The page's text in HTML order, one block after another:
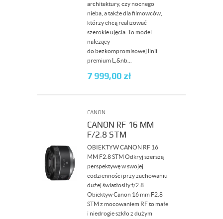
architektury, czy nocnego
nieba, a także dla filmowców,
którzy chcą realizować
szerokie ujęcia. To model
należący
do bezkompromisowej linii
premium L,&nb...
7 999,00 zł
CANON
CANON RF 16 MM
F/2.8 STM
OBIEKTYW CANON RF 16
MM F2.8 STM Odkryj szerszą
perspektywę w swojej
codzienności przy zachowaniu
dużej światłosiły f/2.8
Obiektyw Canon 16 mm F2.8
STM z mocowaniem RF to małe
i niedrogie szkło z dużym